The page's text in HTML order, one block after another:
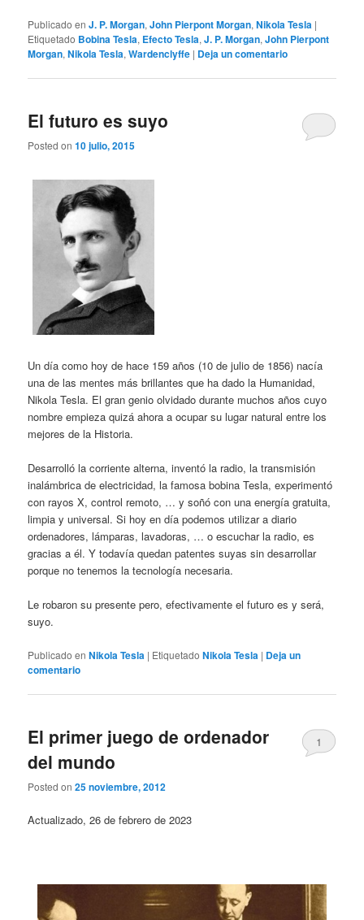
Publicado en J. P. Morgan,John Pierpont Morgan,Nikola Tesla |
Etiquetado Bobina Tesla, Efecto Tesla,J. P. Morgan,John Pierpont
Morgan,Nikola Tesla,Wardenclyffe | Deja un comentario
El futuro es suyo
Posted on10 julio, 2015
Un día como hoy de hace 159 años (10 de julio de 1856) nacía
una de las mentes más brillantes que ha dado la Humanidad,
Nikola Tesla. El gran genio olvidado durante muchos años cuyo
nombre empieza quizá ahora a ocupar su lugar natural entre los
mejores de la Historia.
Desarrolló la corriente alterna, inventó la radio, la transmisión
inalámbrica de electricidad, la famosa bobina Tesla, experimentó
con rayos X, control remoto, … y soñó con una energía gratuita,
limpia y universal. Si hoy en día podemos utilizar a diario
ordenadores, lámparas, lavadoras, … o escuchar la radio, es
gracias a él. Y todavía quedan patentes suyas sin desarrollar
porque no tenemos la tecnología necesaria.
Le robaron su presente pero, efectivamente el futuro es y será,
suyo.
Publicado en Nikola Tesla | Etiquetado Nikola Tesla | Deja un
comentario
El primer juego de ordenador
del mundo
Posted on25 noviembre, 2012
1
Actualizado, 26 de febrero de 2023